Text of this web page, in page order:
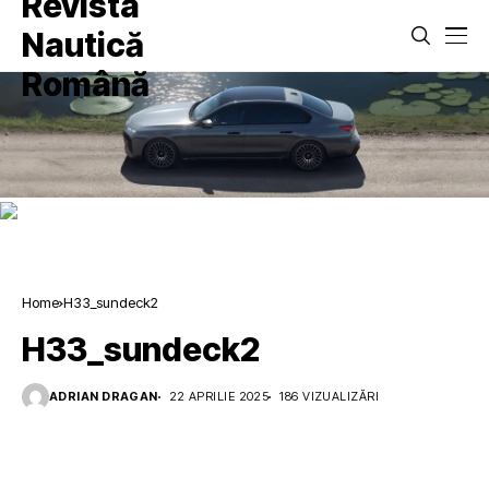
Home H33_sundeck2
H33_sundeck2
ADRIAN DRAGAN 22 APRILIE 2025 186 VIZUALIZĂRI